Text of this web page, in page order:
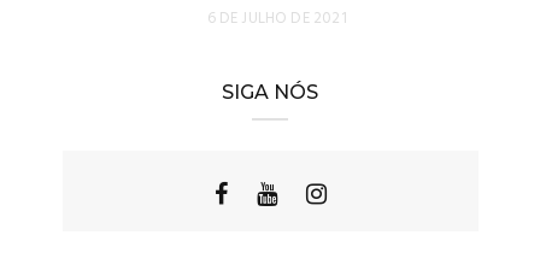
6 DE JULHO DE 2021
SIGA NÓS